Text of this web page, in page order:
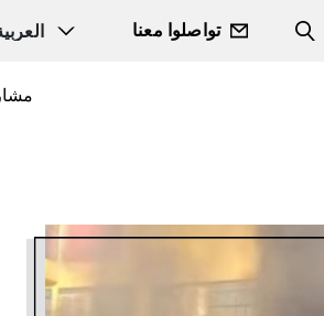
Search
تواصلوا معنا